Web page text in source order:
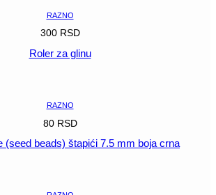
RAZNO
300 RSD
Roler za glinu
RAZNO
80 RSD
(seed beads) štapići 7.5 mm boja crna